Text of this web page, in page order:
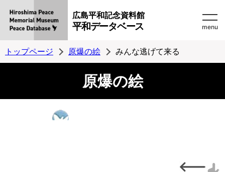
広島平和記念資料館
平和データベース menu
トップページ 原爆の絵 みんな逃げて来る
原爆の絵